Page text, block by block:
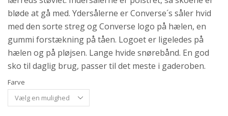
bløde at gå med. Ydersålerne er Converse´s såler hvid
med den sorte streg og Converse logo på hælen, en
gummi forstækning på tåen. Logoet er ligeledes på
hælen og på pløjsen. Lange hvide snørebånd. En god
sko til daglig brug, passer til det meste i gaderoben.
Farve